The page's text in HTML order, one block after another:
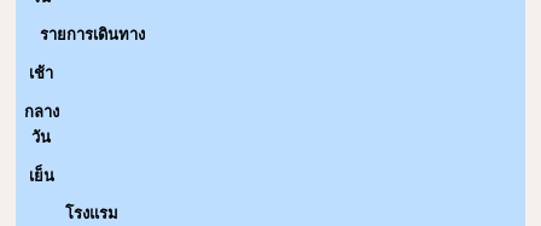
รายการเดินทาง
เช้า
กลาง
วัน
เย็น
โรงแรม